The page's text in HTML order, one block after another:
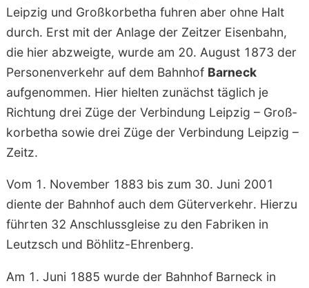
Leipzig und Großkorbetha fuhren aber ohne Halt
durch. Erst mit der Anlage der Zeitzer Eisenbahn,
die hier abzweigte, wurde am 20. August 1873 der
Personen­verkehr auf dem Bahnhof Barneck
aufgenommen. Hier hielten zunächst täglich je
Richtung drei Züge der Verbindung Leipzig – Groß­
korbetha sowie drei Züge der Verbindung Leipzig –
Zeitz.
Vom 1. November 1883 bis zum 30. Juni 2001
diente der Bahnhof auch dem Güter­verkehr. Hierzu
führten 32 Anschluss­gleise zu den Fabriken in
Leutzsch und Böhlitz-Ehrenberg.
Am 1. Juni 1885 wurde der Bahnhof Barneck in